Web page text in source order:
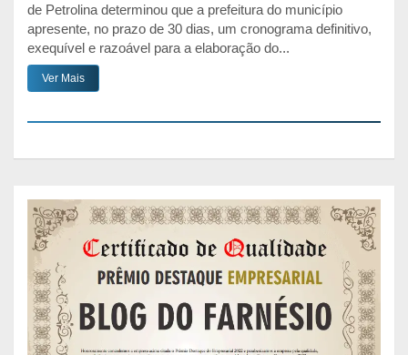
de Petrolina determinou que a prefeitura do município
apresente, no prazo de 30 dias, um cronograma definitivo,
exequível e razoável para a elaboração do...
Ver Mais